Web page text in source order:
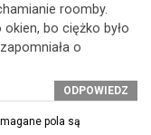
roomby.
bo ciężko było
o
ODPOWIEDZ
pola są